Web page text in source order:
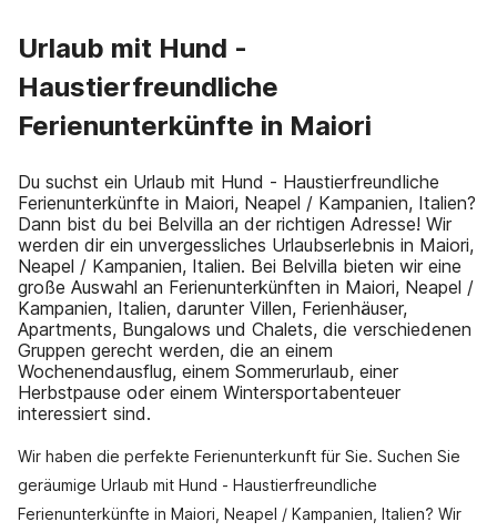
Urlaub mit Hund -
Haustierfreundliche
Ferienunterkünfte in Maiori
Du suchst ein Urlaub mit Hund - Haustierfreundliche
Ferienunterkünfte in Maiori, Neapel / Kampanien, Italien?
Dann bist du bei Belvilla an der richtigen Adresse! Wir
werden dir ein unvergessliches Urlaubserlebnis in Maiori,
Neapel / Kampanien, Italien. Bei Belvilla bieten wir eine
große Auswahl an Ferienunterkünften in Maiori, Neapel /
Kampanien, Italien, darunter Villen, Ferienhäuser,
Apartments, Bungalows und Chalets, die verschiedenen
Gruppen gerecht werden, die an einem
Wochenendausflug, einem Sommerurlaub, einer
Herbstpause oder einem Wintersportabenteuer
interessiert sind.
Wir haben die perfekte Ferienunterkunft für Sie. Suchen Sie
geräumige Urlaub mit Hund - Haustierfreundliche
Ferienunterkünfte in Maiori, Neapel / Kampanien, Italien? Wir